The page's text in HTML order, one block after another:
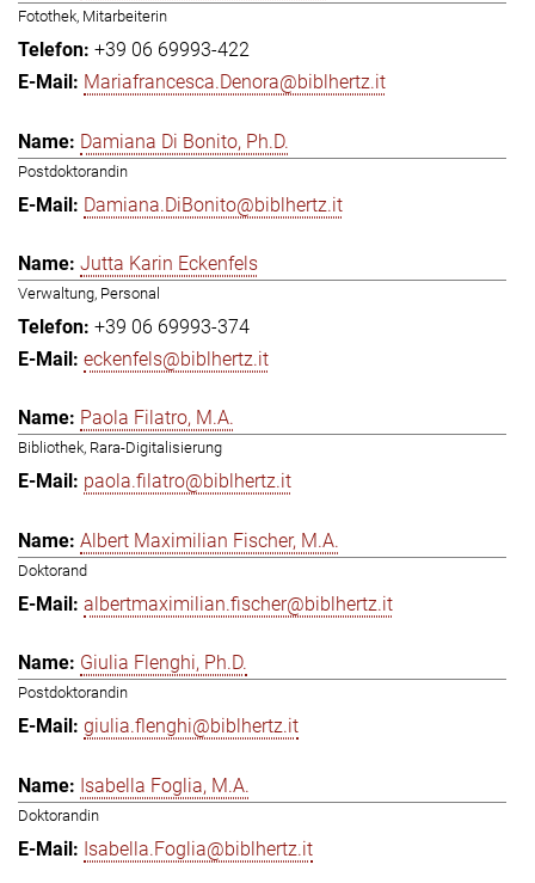
Fotothek, Mitarbeiterin
+39 06 69993-422
Mariafrancesca.Denora@biblhertz.it
Damiana Di Bonito, Ph.D.
Postdoktorandin
Damiana.DiBonito@biblhertz.it
Jutta Karin Eckenfels
Verwaltung, Personal
+39 06 69993-374
eckenfels@biblhertz.it
Paola Filatro, M.A.
Bibliothek, Rara-Digitalisierung
paola.filatro@biblhertz.it
Albert Maximilian Fischer, M.A.
Doktorand
albertmaximilian.fischer@biblhertz.it
Giulia Flenghi, Ph.D.
Postdoktorandin
giulia.flenghi@biblhertz.it
Isabella Foglia, M.A.
Doktorandin
Isabella.Foglia@biblhertz.it